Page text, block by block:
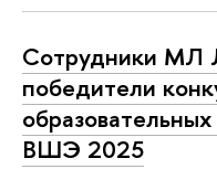
Сотрудники
победители
ВШЭ 2025